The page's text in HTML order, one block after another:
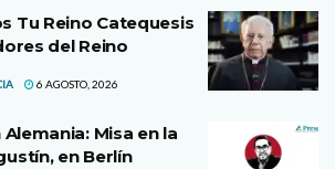
Tu Reino Catequesis
del Reino
6 AGOSTO, 2026
Misa en la
en Berlín